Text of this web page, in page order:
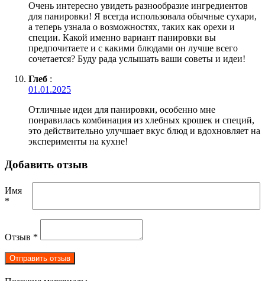
Очень интересно увидеть разнообразие ингредиентов
для панировки! Я всегда использовала обычные сухари,
а теперь узнала о возможностях, таких как орехи и
специи. Какой именно вариант панировки вы
предпочитаете и с какими блюдами он лучше всего
сочетается? Буду рада услышать ваши советы и идеи!
Глеб :
01.01.2025
Отличные идеи для панировки, особенно мне
понравилась комбинация из хлебных крошек и специй,
это действительно улучшает вкус блюд и вдохновляет на
эксперименты на кухне!
Добавить отзыв
Имя
*
Отзыв *